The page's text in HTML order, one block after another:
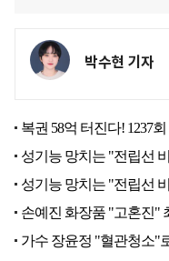
박수현 기자